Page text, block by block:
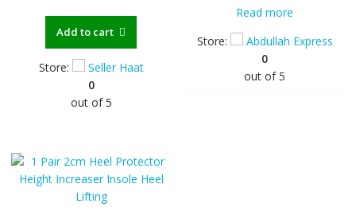
Add to cart
Store:
Seller Haat
0
out of 5
Read more
Store:
Abdullah Express
0
out of 5